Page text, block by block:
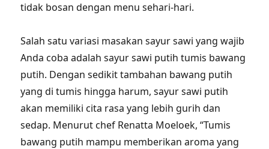
tidak bosan dengan menu sehari-hari.
Salah satu variasi masakan sayur sawi yang wajib
Anda coba adalah sayur sawi putih tumis bawang
putih. Dengan sedikit tambahan bawang putih
yang di tumis hingga harum, sayur sawi putih
akan memiliki cita rasa yang lebih gurih dan
sedap. Menurut chef Renatta Moeloek, “Tumis
bawang putih mampu memberikan aroma yang